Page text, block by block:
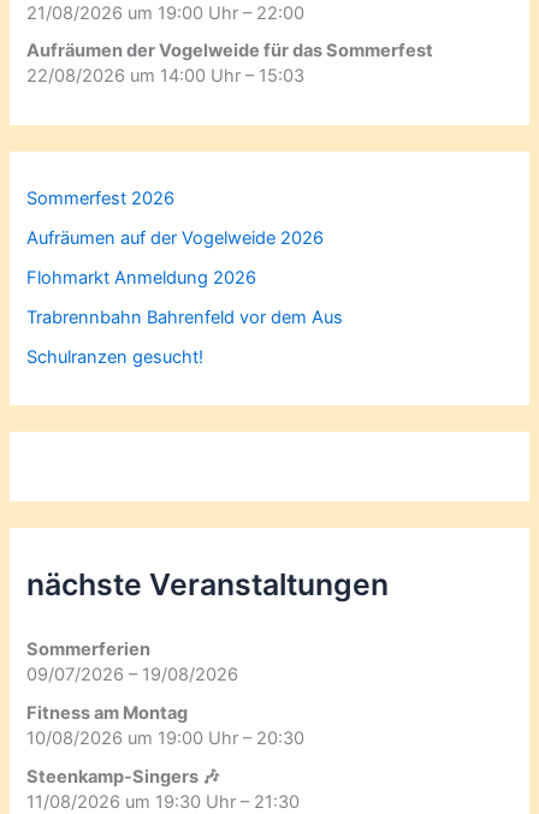
21/08/2026 um 19:00 Uhr – 22:00
Aufräumen der Vogelweide für das Sommerfest
22/08/2026 um 14:00 Uhr – 15:03
Sommerfest 2026
Aufräumen auf der Vogelweide 2026
Flohmarkt Anmeldung 2026
Trabrennbahn Bahrenfeld vor dem Aus
Schulranzen gesucht!
nächste Veranstaltungen
Sommerferien
09/07/2026 – 19/08/2026
Fitness am Montag
10/08/2026 um 19:00 Uhr – 20:30
Steenkamp-Singers 🎶
11/08/2026 um 19:30 Uhr – 21:30